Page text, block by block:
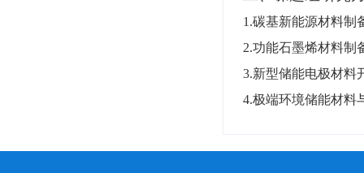
1.碳基新能源材料制
2.功能石墨烯材料制
3.新型储能电极材料
4.极端环境储能材料